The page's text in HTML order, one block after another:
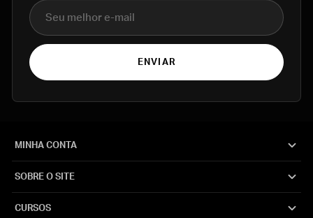
E-mail
ENVIAR
MINHA CONTA
SOBRE O SITE
CURSOS